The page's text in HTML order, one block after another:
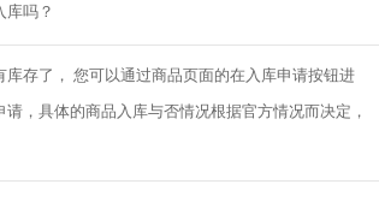
库吗？
库存了， 您可以通过商品页面的在入库申请按钮进
，具体的商品入库与否情况根据官方情况而决定，